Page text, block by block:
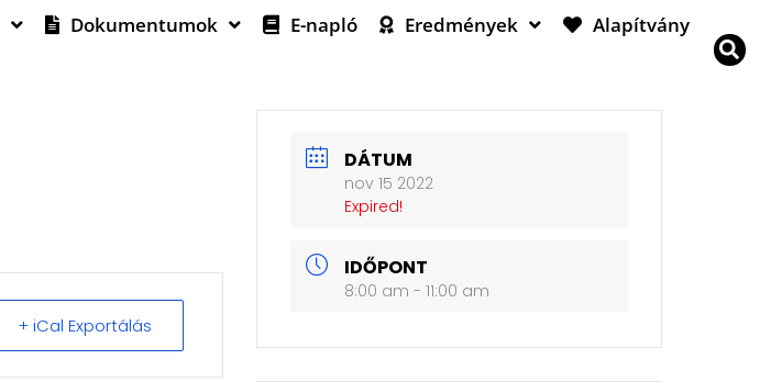
Dokumentumok E-napló Eredmények
Alapítvány
+ iCal Exportálás
DÁTUM
nov 15 2022
Expired!
IDŐPONT
8:00 am - 11:00 am